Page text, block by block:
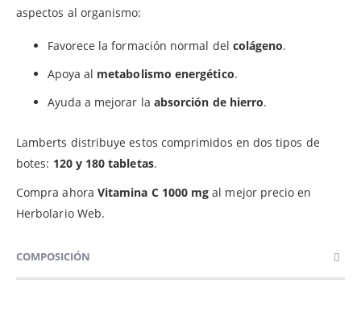
aspectos al organismo:
Favorece la formación normal del colágeno.
Apoya al metabolismo energético.
Ayuda a mejorar la absorción de hierro.
Lamberts distribuye estos comprimidos en dos tipos de
botes: 120 y 180 tabletas.
Compra ahora Vitamina C 1000 mg al mejor precio en
Herbolario Web.
COMPOSICIÓN